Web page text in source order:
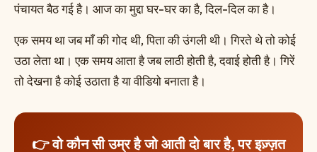
पंचायत बैठ गई है। आज का मुद्दा घर-घर का है, दिल-दिल का है।
एक समय था जब माँ की गोद थी, पिता की उंगली थी। गिरते थे तो कोई
उठा लेता था। एक समय आता है जब लाठी होती है, दवाई होती है। गिरें
तो देखना है कोई उठाता है या वीडियो बनाता है।
👉 वो कौन सी उम्र है जो आती दो बार है, पर इज़्ज़त